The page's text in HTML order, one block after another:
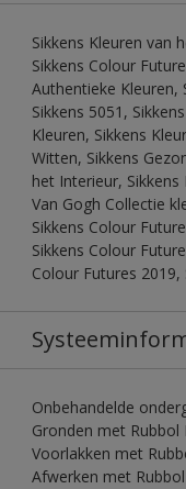
Sikkens Kleuren van
Sikkens Colour
Authentieke Kleuren,
Sikkens 5051,
Kleuren, Sikkens
Witten, Sikkens
het Interieur, Sikkens
Van Gogh Collectie
Sikkens Colour
Sikkens Colour
Colour Futures
Onbehandelde
Gronden met Rubbol
Voorlakken met
Afwerken met